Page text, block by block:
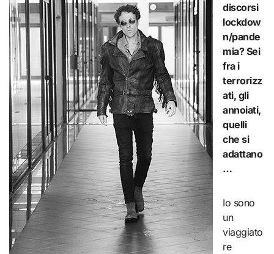
discorsi
lockdow
n/pande
mia? Sei
fra i
terrorizz
ati, gli
annoiati,
quelli
che si
adattano
…
Io sono
un
viaggiato
re